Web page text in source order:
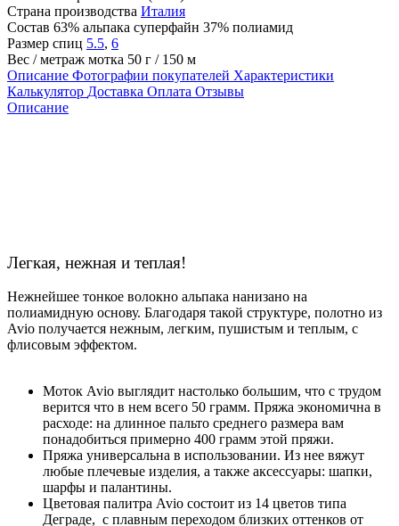
Страна производства Италия
Состав 63% альпака суперфайн 37% полиамид
Размер спиц 5.5, 6
Вес / метраж мотка 50 г / 150 м
Описание Фотографии покупателей Характеристики
Калькулятор Доставка Оплата Отзывы
Описание
Легкая, нежная и теплая!
Нежнейшее тонкое волокно альпака нанизано на
полиамидную основу. Благодаря такой структуре, полотно из
Avio получается нежным, легким, пушистым и теплым, с
флисовым эффектом.
Моток Avio выглядит настолько большим, что с трудом
верится что в нем всего 50 грамм. Пряжа экономична в
расходе: на длинное пальто среднего размера вам
понадобиться примерно 400 грамм этой пряжи.
Пряжа универсальна в использовании. Из нее вяжут
любые плечевые изделия, а также аксессуары: шапки,
шарфы и палантины.
Цветовая палитра Avio состоит из 14 цветов типа
Деграде, с плавным переходом близких оттенков от